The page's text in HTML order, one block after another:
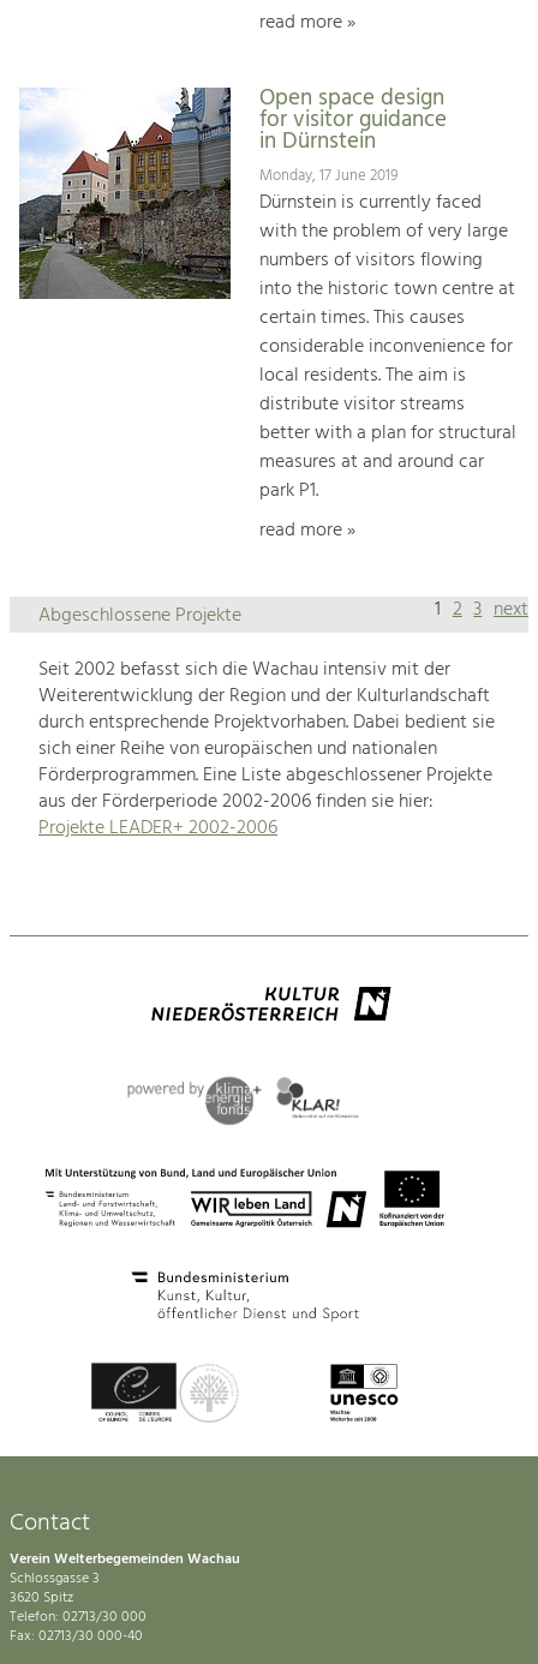
read more »
Open space design
for visitor guidance
in Dürnstein
Monday, 17 June 2019
Dürnstein is currently faced
with the problem of very large
numbers of visitors flowing
into the historic town centre at
certain times. This causes
considerable inconvenience for
local residents. The aim is
distribute visitor streams
better with a plan for structural
measures at and around car
park P1.
read more »
1 2 3 next
Abgeschlossene Projekte
Seit 2002 befasst sich die Wachau intensiv mit der
Weiterentwicklung der Region und der Kulturlandschaft
durch entsprechende Projektvorhaben. Dabei bedient sie
sich einer Reihe von europäischen und nationalen
Förderprogrammen. Eine Liste abgeschlossener Projekte
aus der Förderperiode 2002-2006 finden sie hier:
Projekte LEADER+ 2002-2006
Contact
Verein Welterbegemeinden Wachau
Schlossgasse 3
3620 Spitz
Telefon: 02713/30 000
Fax: 02713/30 000-40